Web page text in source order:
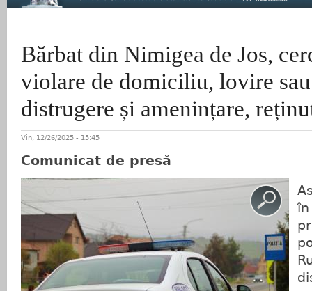
Bărbat din Nimigea de Jos,
violare de domiciliu, lovire
distrugere și amenințare,
Vin, 12/26/2025 - 15:45
Comunicat de presă
în